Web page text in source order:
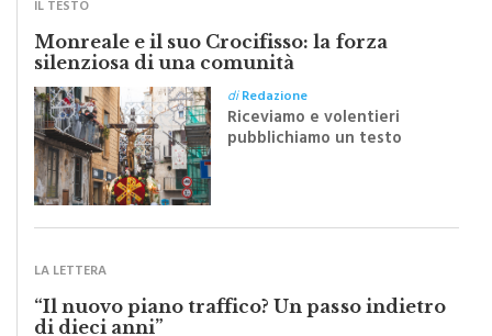
Monreale e il suo Crocifisso: la forza
silenziosa di una comunità
diRedazione
Riceviamo e volentieri
pubblichiamo un testo
inviato dalla scrittrice
monrealese Mariella
“Il nuovo piano traffico? Un passo indietro
di dieci anni”